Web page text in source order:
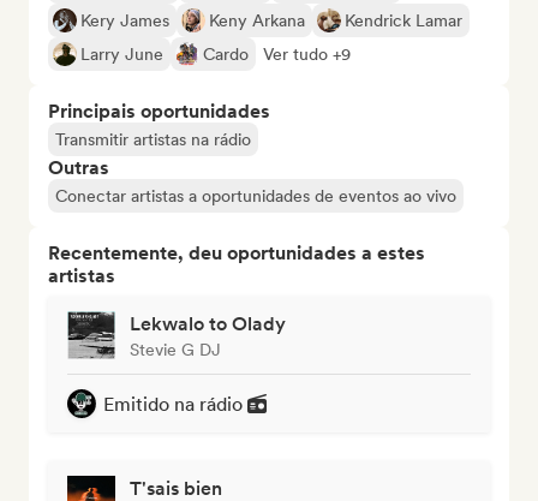
Kery James
Keny Arkana
Kendrick Lamar
Larry June
Cardo Ver tudo +9
Principais oportunidades
Transmitir artistas na rádio
Outras
Conectar artistas a oportunidades de eventos ao vivo
Recentemente, deu oportunidades a estes
artistas
Lekwalo to Olady
Stevie G DJ
Emitido na rádio
T'sais bien